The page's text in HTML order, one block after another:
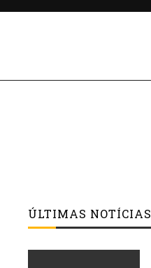
ÚLTIMAS NOTÍCIAS